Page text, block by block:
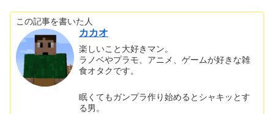
この記事を書いた人
カカオ
楽しいこと大好きマン。
ラノベやプラモ、アニメ、ゲームが好きな雑
食オタクです。
眠くてもガンプラ作り始めるとシャキッとす
る男。